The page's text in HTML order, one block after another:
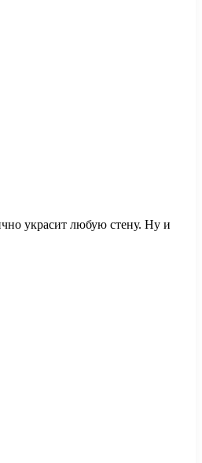
украсит любую стену. Ну и